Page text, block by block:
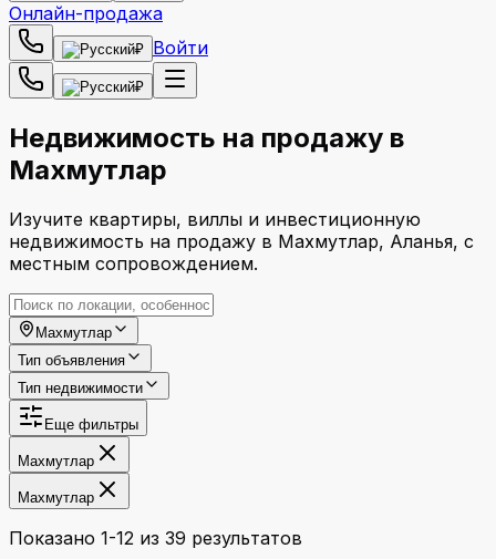
Онлайн-продажа
₽ Войти
₽
Недвижимость на продажу в
Махмутлар
Изучите квартиры, виллы и инвестиционную
недвижимость на продажу в Махмутлар, Аланья, с
местным сопровождением.
Махмутлар
Тип объявления
Тип недвижимости
Еще фильтры
Махмутлар
Махмутлар
Показано 1-12 из 39 результатов